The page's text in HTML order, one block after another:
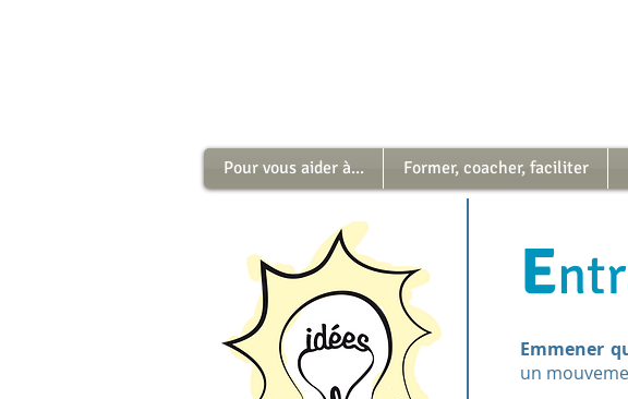
Pour vous aider à... Former, coacher, faciliter
E
Emmener
un